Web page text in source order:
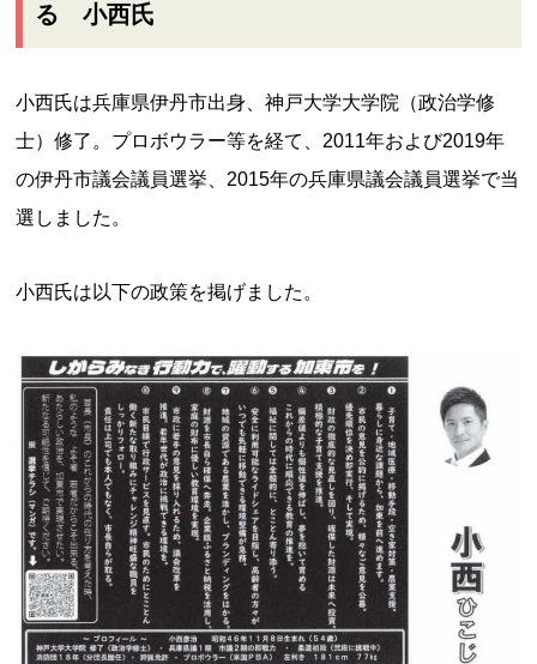
る 小西氏
小西氏は兵庫県伊丹市出身、神戸大学大学院（政治学修
士）修了。プロボウラー等を経て、2011年および2019年
の伊丹市議会議員選挙、2015年の兵庫県議会議員選挙で当
選しました。
小西氏は以下の政策を掲げました。